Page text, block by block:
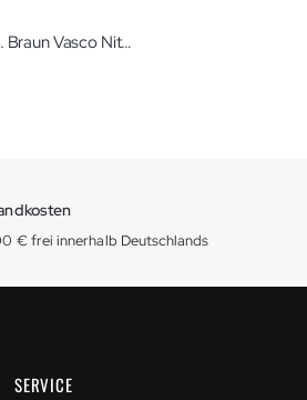
B. Braun Vasco Nitril Soft Unsterile Untersuchungs-Handschuhe
€ frei innerhalb Deutschlands
SERVICE